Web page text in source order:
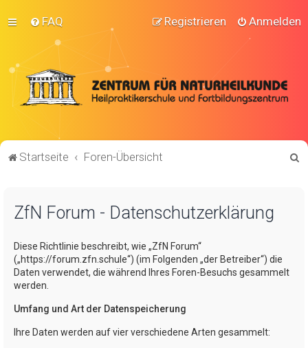
FAQ Anmelden
Registrieren
Startseite Foren-Übersicht
ZfN Forum - Datenschutzerklärung
Diese Richtlinie beschreibt, wie „ZfN Forum“
(„https://forum.zfn.schule“) (im Folgenden „der Betreiber“) die
Daten verwendet, die während Ihres Foren-Besuchs gesammelt
werden.
Umfang und Art der Datenspeicherung
Ihre Daten werden auf vier verschiedene Arten gesammelt: